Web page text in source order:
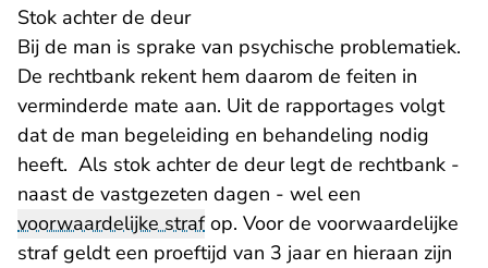
Stok achter de deur
Bij de man is sprake van psychische problematiek.
De rechtbank rekent hem daarom de feiten in
verminderde mate aan. Uit de rapportages volgt
dat de man begeleiding en behandeling nodig
heeft. Als stok achter de deur legt de rechtbank -
naast de vastgezeten dagen - wel een
voorwaardelijke strafop. Voor de voorwaardelijke
straf geldt een proeftijd van 3 jaar en hieraan zijn